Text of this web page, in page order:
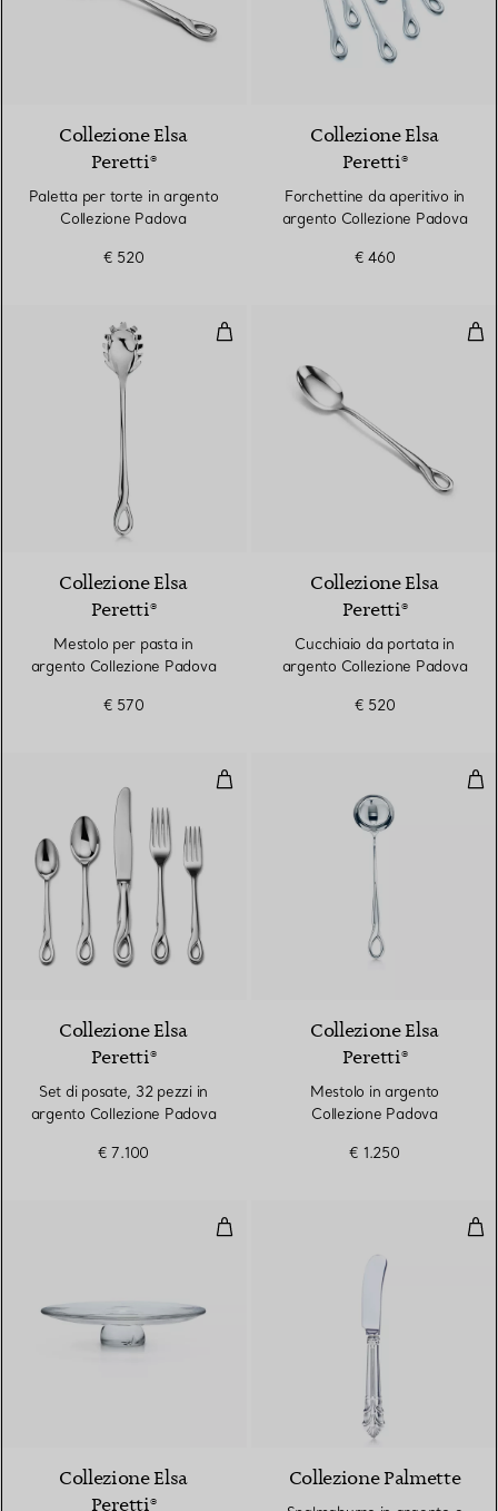
Collezione Elsa
Peretti®
Paletta per torte in argento
Collezione Padova
€ 520
Collezione Elsa
Peretti®
Forchettine da aperitivo in
argento Collezione Padova
€ 460
Mestolo per pasta in argento
Collezione Elsa
Peretti®
Mestolo per pasta in
argento Collezione Padova
€ 570
Collezione Elsa
Peretti®
Cucchiaio da portata in
argento Collezione Padova
€ 520
Set di posate, 32 pezzi in
Collezione Elsa
Peretti®
Set di posate, 32 pezzi in
argento Collezione Padova
€ 7.100
Collezione Elsa
Peretti®
Mestolo in argento
Collezione Padova
€ 1.250
Piatto torta Bone
Collezione Elsa
Peretti®
Collezione Palmette